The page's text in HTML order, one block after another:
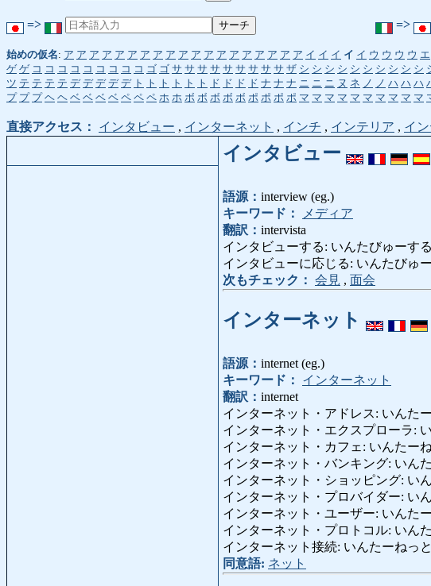
=> =>
始めの仮名: ア ア ア ア ア ア ア ア ア ア ア ア ア ア ア ア ア ア ア イ イ イ イ イ ウ ウ ウ ウ エ
ゲ ゲ コ コ コ コ コ コ コ コ コ ゴ ゴ サ サ サ サ サ サ サ サ サ ザ シ シ シ シ シ シ シ シ シ シ
ツ テ テ テ テ デ デ デ デ デ ト ト ト ト ト ト ド ド ド ド ナ ナ ナ ニ ニ ニ ヌ ネ ノ ノ ハ ハ ハ
プ プ プ ヘ ヘ ベ ベ ベ ベ ペ ペ ペ ホ ホ ボ ボ ボ ボ ボ ポ ポ ポ ポ マ マ マ マ マ マ マ マ マ マ
直接アクセス： インタビュー , インターネット , インチ , インテリア , イ
インタビュー
語源： interview (eg.)
キーワード：
メディア
翻訳： intervista
インタビューする: いんたびゅーする
インタビューに応じる: いんたびゅー
次もチェック： 会見 , 面会
インターネット
語源： internet (eg.)
キーワード：
インターネット
翻訳： internet
インターネット・アドレス: いんた
インターネット・エクスプローラ:
インターネット・カフェ: いんたー
インターネット・バンキング: いん
インターネット・ショッピング: い
インターネット・プロバイダー: い
インターネット・ユーザー: いんた
インターネット・プロトコル: いん
インターネット接続: いんたーねっ
同意語: ネット